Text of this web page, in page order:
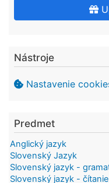
Nástroje
Nastavenie
Predmet
Anglický jazyk
Slovenský Jazyk
Slovenský jazyk -
Slovenský jazyk - čítanie